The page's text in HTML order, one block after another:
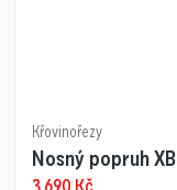
Křovinořezy
Nosný popruh XB